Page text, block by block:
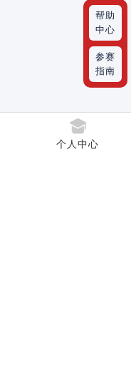
帮助
中心
参赛
指南
个人中心